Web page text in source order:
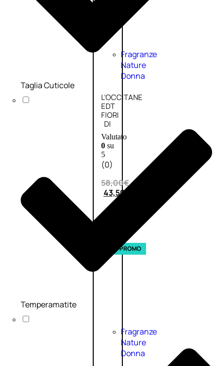
Fragranze
Nature
Donna
L’OCCITANE
EDT
FIORI
DI
Valutato
0su
5
(0)
58,00€
43,50€
PROMO
Fragranze
Nature
Donna
Taglia Cuticole
Temperamatite